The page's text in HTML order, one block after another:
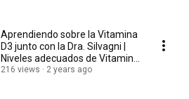
Aprendiendo sobre la Vitamina
D3 junto con la Dra. Silvagni |
Niveles adecuados de Vitamina
D3
216 views 2 years ago